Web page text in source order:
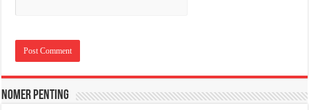
Nomer Penting